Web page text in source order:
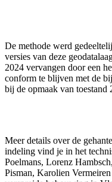
De methode werd
versies van deze
2024 vervangen door een
conform te blijven met de
bij de opmaak van toestand
Meer details over de
indeling vind je in het
Poelmans, Lorenz
Pisman, Karolien